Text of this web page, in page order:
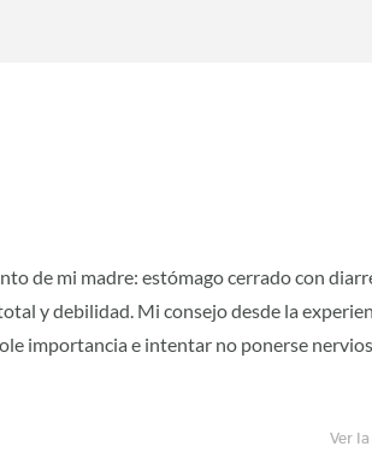
de mi madre: estómago cerrado con
y debilidad. Mi consejo desde la
importancia e intentar no ponerse
Ver